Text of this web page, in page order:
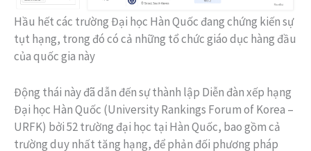
Hầu hết các trường Đại học Hàn Quốc đang chứng kiến sự
tụt hạng, trong đó có cả những tổ chức giáo dục hàng đầu
của quốc gia này
Động thái này đã dẫn đến sự thành lập Diễn đàn xếp hạng
Đại học Hàn Quốc (University Rankings Forum of Korea –
URFK) bởi 52 trường đại học tại Hàn Quốc, bao gồm cả
trường duy nhất tăng hạng, để phản đối phương pháp